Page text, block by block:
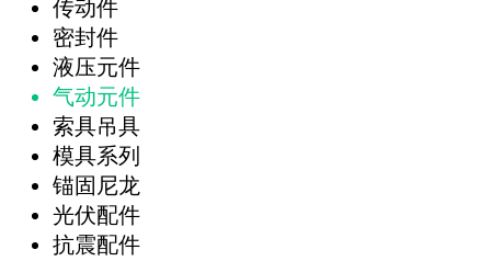
传动件
密封件
液压元件
气动元件
索具吊具
模具系列
锚固尼龙
光伏配件
抗震配件